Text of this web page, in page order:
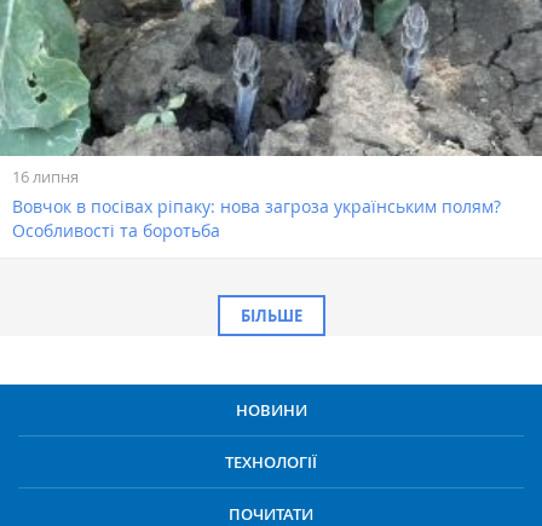
16 липня
Вовчок в посівах ріпаку: нова загроза українським полям?
Особливості та боротьба
БІЛЬШЕ
НОВИНИ
ТЕХНОЛОГІЇ
ПОЧИТАТИ